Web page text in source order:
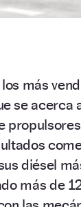
más
se acerca
diésel
más de